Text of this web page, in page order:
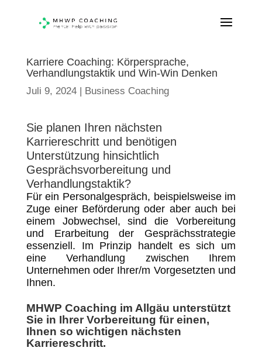
Karriere Coaching: Körpersprache,
Verhandlungstaktik und Win-Win Denken
Juli 9, 2024| Business Coaching
Sie planen Ihren nächsten
Karriereschritt und benötigen
Unterstützung hinsichtlich
Gesprächsvorbereitung und
Verhandlungstaktik?
Für ein Personalgespräch, beispielsweise im
Zuge einer Beförderung oder aber auch bei
einem Jobwechsel, sind die Vorbereitung
und Erarbeitung der Gesprächsstrategie
essenziell. Im Prinzip handelt es sich um
eine Verhandlung zwischen Ihrem
Unternehmen oder Ihrer/m Vorgesetzten und
Ihnen.
MHWP Coaching im Allgäu unterstützt
Sie in Ihrer Vorbereitung für einen,
Ihnen so wichtigen nächsten
Karriereschritt.